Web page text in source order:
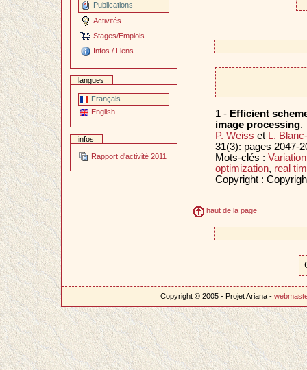
Publications
Activités
Stages/Emplois
Infos / Liens
langues
Français
English
infos
Rapport d'activité 2011
1 - Efficient
image processing.
P. Weiss et L.
31(3): pages 2047-
Mots-clés :
optimization, real
Copyright :
haut de la page
Copyright © 2005 - Projet Ariana -